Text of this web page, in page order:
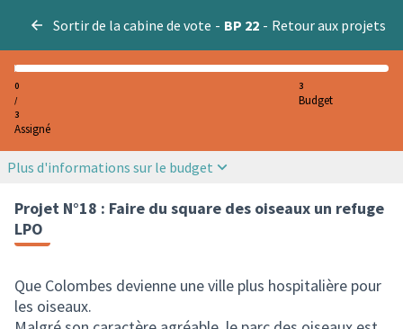
Sortir de la cabine de vote - BP 22 - Retour aux projets
0
/
3
Assigné
3
Budget
Plus d'informations sur le budget
Projet N°18 : Faire du square des oiseaux un refuge
LPO
Que Colombes devienne une ville plus hospitalière pour
les oiseaux.